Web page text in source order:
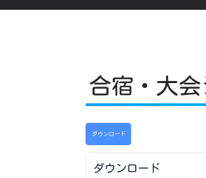
キ
合宿・大
ダウンロード
ダウンロード